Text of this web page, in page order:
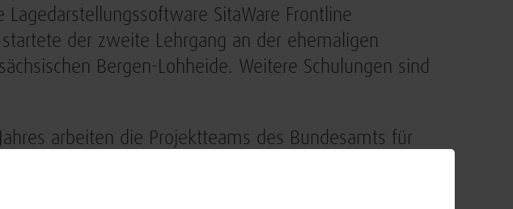
SitaWare Frontline
der zweite Lehrgang an der ehemaligen
Bergen-Lohheide. Weitere Schulungen sind
arbeiten die Projektteams des Bundesamts für